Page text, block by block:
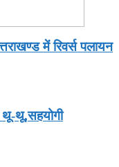
में रिवर्स पलायन
थू,सहयोगी